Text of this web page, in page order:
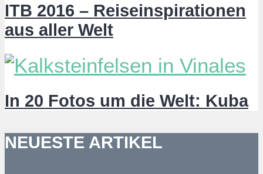
ITB 2016 – Reiseinspirationen
aus aller Welt
In 20 Fotos um die Welt: Kuba
NEUESTE ARTIKEL